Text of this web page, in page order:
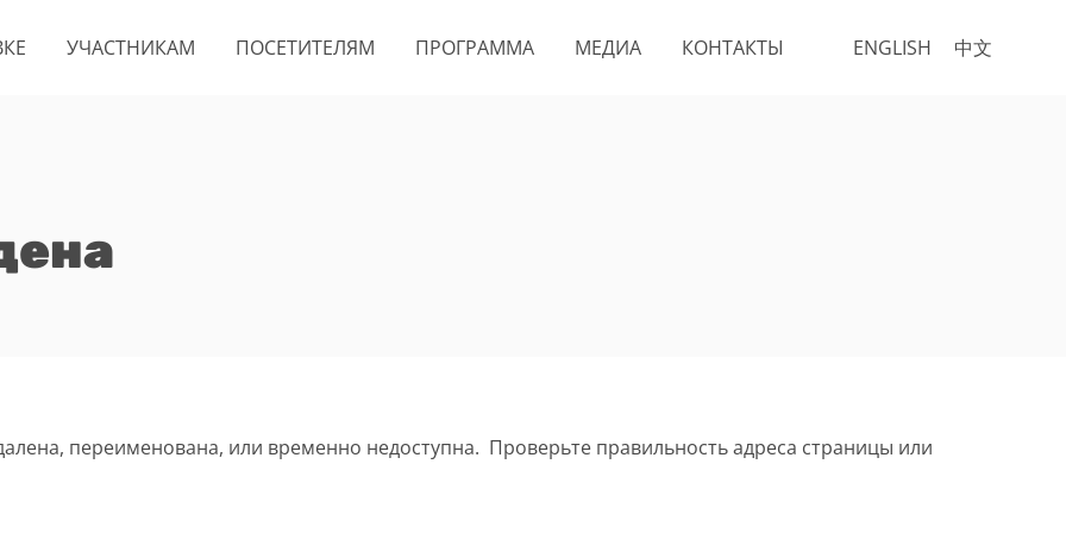
ENGLISH 中文
УЧАСТНИКАМ ПОСЕТИТЕЛЯМ ПРОГРАММА МЕДИА КОНТАКТЫ
переименована, или временно недоступна. Проверьте правильность адреса страницы или